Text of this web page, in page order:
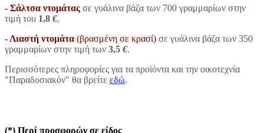
- Σάλτσα ντομάτας σε γυάλινα βάζα των 700 γραμμαρίων στην
τιμή του 1,8 €,
- Λιαστή ντομάτα (βρασμένη σε κρασί) σε γυάλινα βάζα των 350
γραμμαρίων στην τιμή των 3,5 €.
Περισσότερες πληροφορίες για τα προϊόντα και την οικοτεχνία
"Παραδοσιακόν" θα βρείτε εδώ.
(*) Περί προσφορών σε είδος